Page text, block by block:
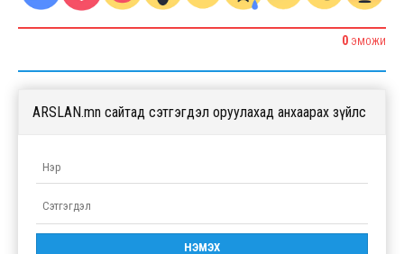
0 ЭМОЖИ
ARSLAN.mn сайтад сэтгэгдэл оруулахад анхаарах зүйлс